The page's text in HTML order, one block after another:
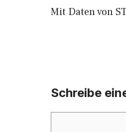
Mit Daten von
Schreibe